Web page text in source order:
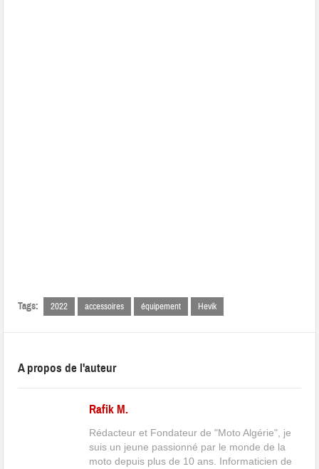
Tags: 2022 accessoires équipement Hevik
A propos de l'auteur
Rafik M.
Rédacteur et Fondateur de "Moto Algérie", je
suis un jeune passionné par le monde de la
moto depuis plus de 10 ans. Informaticien de